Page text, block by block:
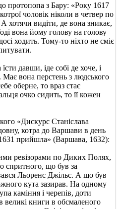
протопопа з Бару: «Року 1617
чоловік ніколи в четвер по
хотячи видіти, де вона зникає,
вона йому голову на голову
ходить. Тому-то ніхто не сміє
давши, іде собі де хоче, і
Має вона перстень з людського
оберне, то враз стає
очко сидить, то її кожен
«Дискурс Станіслава
котра до Варшави в день
прийшла» (Варшава, 1632):
ревізорами по Диких Полях,
спритного, що був за
Льоренс Джільс. А що був
кута зазирав. На одному
каміння і черепів, доти
книги в обсмаленого